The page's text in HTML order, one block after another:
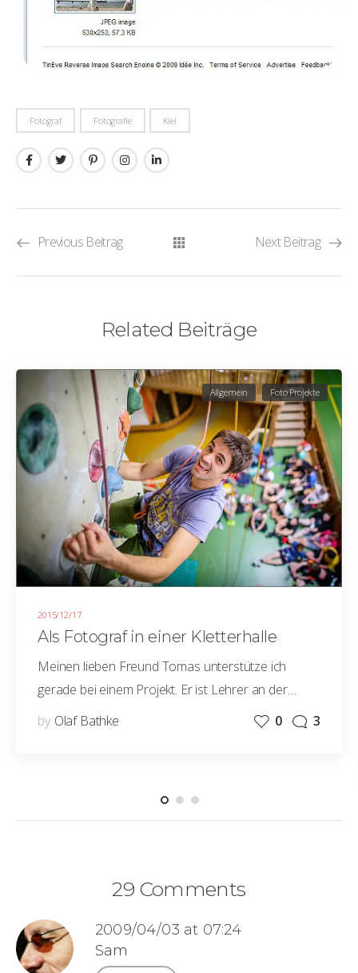
Fotograf Fotografie Kiel
Previous Beitrag Next Beitrag
Related Beiträge
2015/12/17
Allgemein Foto Projekte
Als Fotograf in einer Kletterhalle
Meinen lieben Freund Tomas unterstütze ich
gerade bei einem Projekt. Er ist Lehrer an der…
by Olaf Bathke 0 3
29 Comments
2009/04/03 at 07:24
Sam